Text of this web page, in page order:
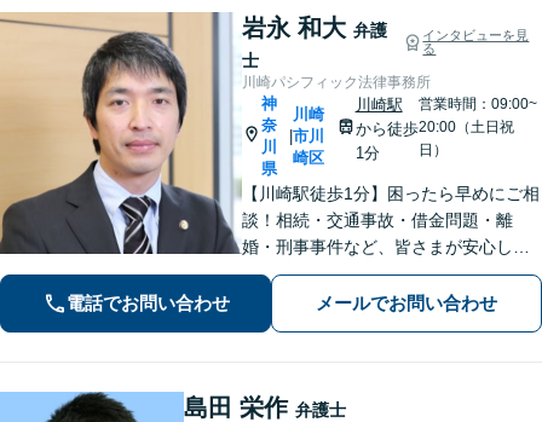
岩永 和大 弁護
士
インタビューを見
る
川崎パシフィック法律事務所
神
奈
川
県
|
川崎
市川
崎区
川崎駅
から徒歩
1分
営業時間：09:00~
20:00（土日祝
日）
【川崎駅徒歩1分】困ったら早めにご相
談！相続・交通事故・借金問題・離
婚・刑事事件など、皆さまが安心して
暮らせるように問題解決に尽力しま
す。【地元密着】クチコミ・リピータ
ーの方も多数。「こんなことで」と思
電話でお問い合わせ メールでお問い合わせ
島田 栄作 弁護士